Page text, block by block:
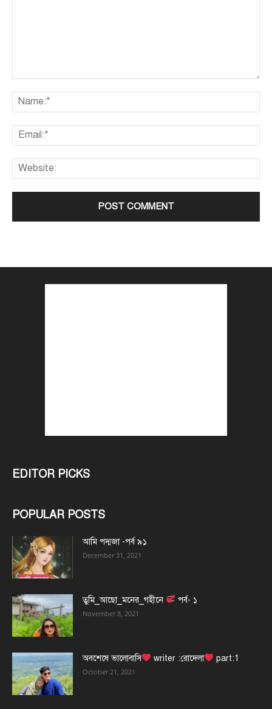
EDITOR PICKS
POPULAR POSTS
আমি পদ্মজা -পর্ব ৯১
December 31, 2021
তুমি_আছো_মনের_গহীনে পর্ব- ১
November 8, 2021
অবশেষে ভালোবাসি writer :রোদেলা part:1
October 21, 2021